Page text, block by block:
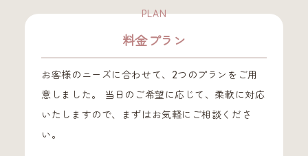
料金プラン
お客様のニーズに合わせて、2つのプランをご用
意しました。 当日のご希望に応じて、柔軟に対応
いたしますので、まずはお気軽にご相談くださ
い。